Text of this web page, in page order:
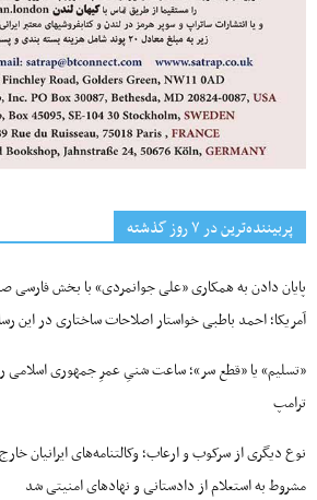
پربیننده‌ترین‌ در ۷ روز گذشته
پایان دادن به همکاری «علی جوانمردی» با بخش فارسی
آمریکا؛ احمد باطبی خواستار اصلاحات ساختاری در این
«تسلیم» یا «قطع سر»؛ ساعت شنیِ عمرِ جمهوری اسلامی
ترامپ
نوع دیگری از سرکوب و ارعاب؛ وکالتنامه‌های ایرانیان
مشروط به استعلام از دادستانی و نهادهای امنیتی شد